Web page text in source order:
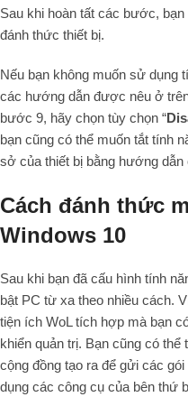
Sau khi hoàn tất các bước,
đánh thức thiết bị.
Nếu bạn không muốn sử dụng
các hướng dẫn được nêu ở
bước 9, hãy chọn tùy chọn “
bạn cũng có thể muốn tắt tính
sở của thiết bị bằng hướng dẫn
Cách đánh thức
Windows 10
Sau khi bạn đã cấu hình tính
bật PC từ xa theo nhiều cách.
tiện ích WoL tích hợp mà bạn
khiển quản trị. Bạn cũng có
cộng đồng tạo ra để gửi các
dụng các công cụ của bên thứ